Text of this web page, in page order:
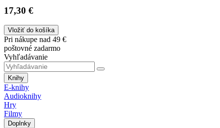
17,30 €
Vložiť do košíka
Pri nákupe nad 49 €
poštovné zadarmo
Vyhľadávanie
Knihy
E-knihy
Audioknihy
Hry
Filmy
Doplnky